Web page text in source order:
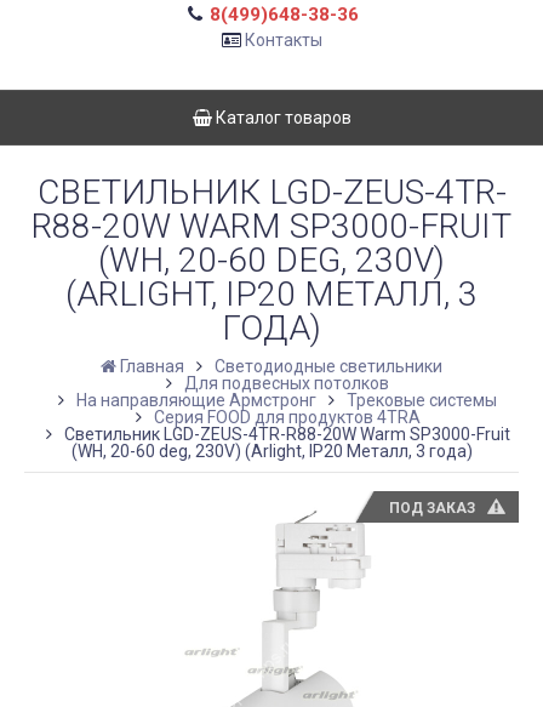
8(499)648-38-36
Контакты
Каталог товаров
СВЕТИЛЬНИК LGD-ZEUS-4TR-
R88-20W WARM SP3000-FRUIT
(WH, 20-60 DEG, 230V)
(ARLIGHT, IP20 МЕТАЛЛ, 3
ГОДА)
Главная
Светодиодные светильники
Для подвесных потолков
На направляющие Армстронг
Трековые системы
Серия FOOD для продуктов 4TRA
Светильник LGD-ZEUS-4TR-R88-20W Warm SP3000-Fruit
(WH, 20-60 deg, 230V) (Arlight, IP20 Металл, 3 года)
ПОД ЗАКАЗ